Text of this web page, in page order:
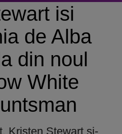
isi
de Alba
din noul
White
Kristen Stewart si-